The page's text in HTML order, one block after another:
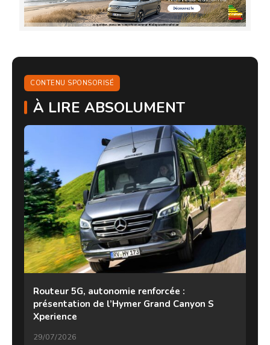
CONTENU SPONSORISÉ
À LIRE ABSOLUMENT
Routeur 5G, autonomie renforcée :
présentation de l’Hymer Grand Canyon S
Xperience
29/07/2026